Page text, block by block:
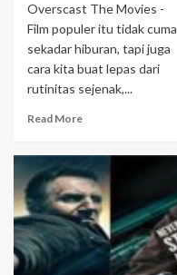
Overscast The Movies -
Film populer itu tidak cuma
sekadar hiburan, tapi juga
cara kita buat lepas dari
rutinitas sejenak,...
Read More